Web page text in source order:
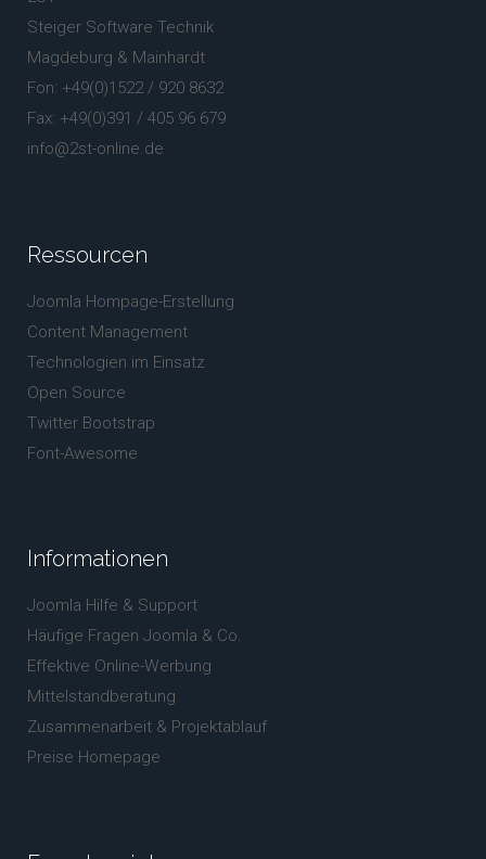
Steiger Software Technik
Magdeburg & Mainhardt
Fon: +49(0)1522 / 920 8632
Fax: +49(0)391 / 405 96 679
info@2st-online.de
Ressourcen
Joomla Hompage-Erstellung
Content Management
Technologien im Einsatz
Open Source
Twitter Bootstrap
Font-Awesome
Informationen
Joomla Hilfe & Support
Häufige Fragen Joomla & Co.
Effektive Online-Werbung
Mittelstandberatung
Zusammenarbeit & Projektablauf
Preise Homepage